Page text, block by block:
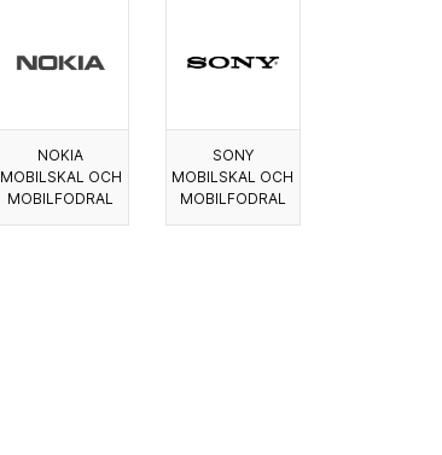
NOKIA
MOBILSKAL OCH
MOBILFODRAL
SONY
MOBILSKAL OCH
MOBILFODRAL